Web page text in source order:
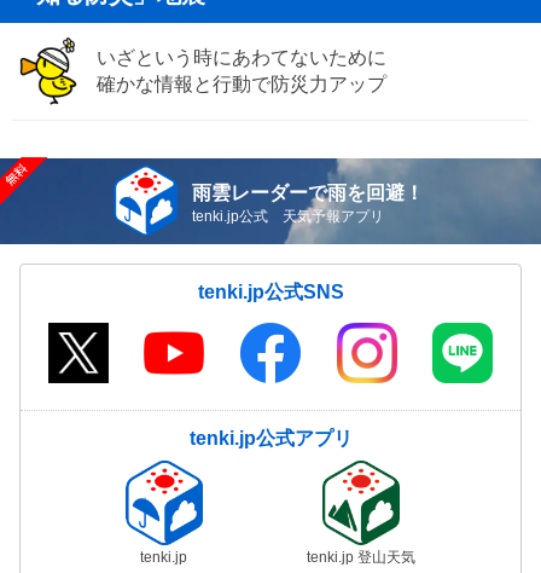
いざという時にあわてないために
確かな情報と行動で防災力アップ
雨雲レーダーで雨を回避！
tenki.jp公式 天気予報アプリ
tenki.jp公式SNS
tenki.jp公式アプリ
tenki.jp tenki.jp 登山天気